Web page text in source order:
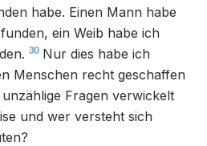
habe. Einen Mann habe
ein Weib habe ich
30 Nur dies habe ich
Menschen recht geschaffen
Fragen verwickelt
und wer versteht sich